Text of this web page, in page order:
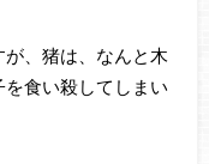
、猪は、なんと木
食い殺してしまい